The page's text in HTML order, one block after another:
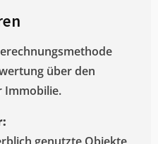
über den
Immobilie.